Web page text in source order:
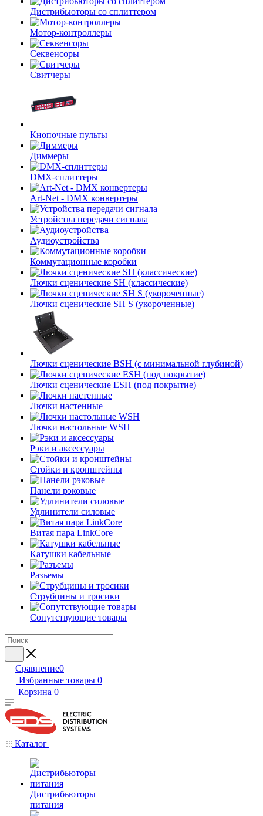
Дистрибьюторы со сплиттером
Мотор-контроллеры
Секвенсоры
Свитчеры
Кнопочные пульты
Диммеры
DMX-сплиттеры
Art-Net - DMX конвертеры
Устройства передачи сигнала
Аудиоустройства
Коммутационные коробки
Лючки сценические SH (классические)
Лючки сценические SH S (укороченные)
Лючки сценические BSH (с минимальной глубиной)
Лючки сценические ESH (под покрытие)
Лючки настенные
Лючки настольные WSH
Рэки и аксессуары
Стойки и кронштейны
Панели рэковые
Удлинители силовые
Витая пара LinkCore
Катушки кабельные
Разъемы
Струбцины и тросики
Сопутствующие товары
Сравнение0
Избранные товары 0
Корзина 0
Каталог
Дистрибьюторы
питания